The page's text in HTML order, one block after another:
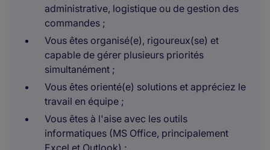
administrative, logistique ou de gestion des
commandes ;
Vous êtes organisé(e), rigoureux(se) et
capable de gérer plusieurs priorités
simultanément ;
Vous êtes orienté(e) solutions et appréciez le
travail en équipe ;
Vous êtes à l'aise avec les outils
informatiques (MS Office, principalement
Excel et Outlook) ;